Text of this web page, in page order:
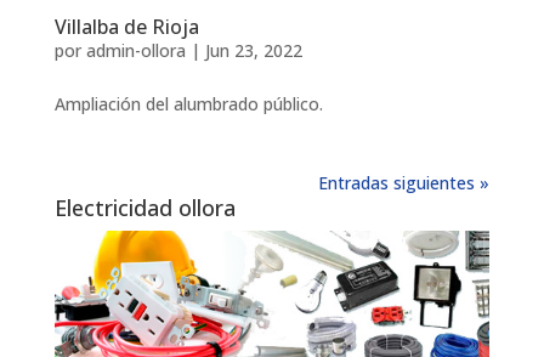
Villalba de Rioja
por admin-ollora | Jun 23, 2022
Ampliación del alumbrado público.
Entradas siguientes »
Electricidad ollora